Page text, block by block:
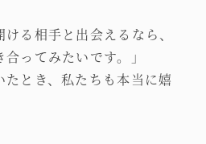
ける相手と出会えるなら、
ってみたいです。」
とき、私たちも本当に嬉